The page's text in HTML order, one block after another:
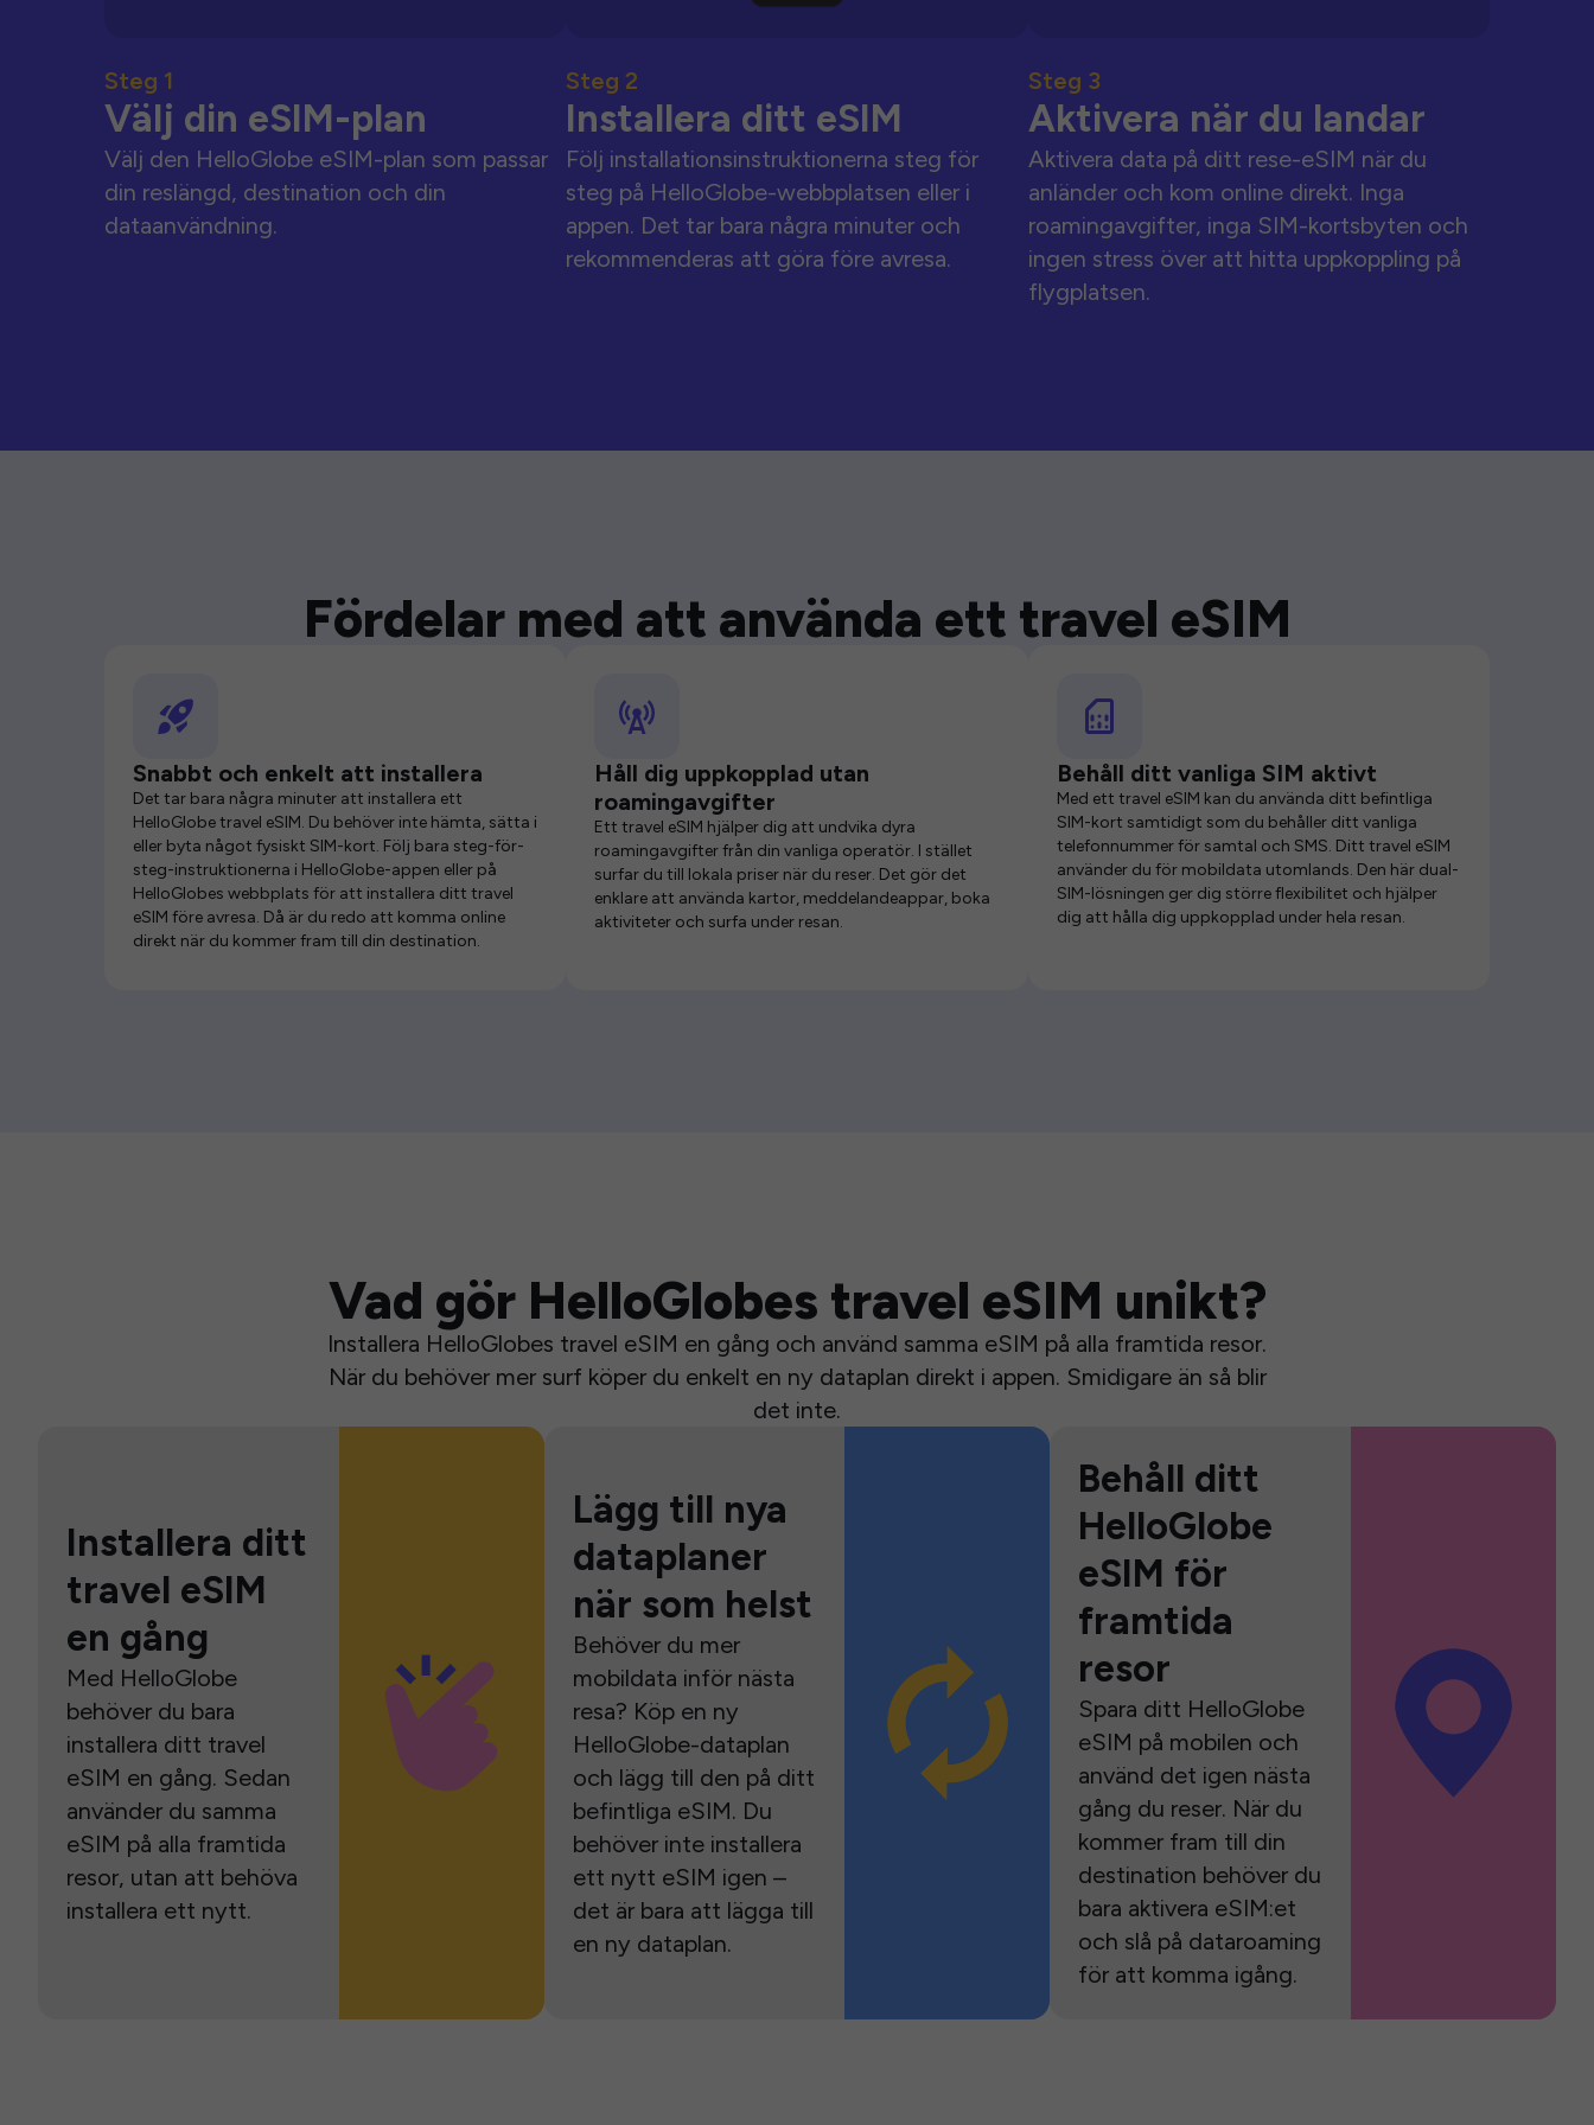
Steg 1
Välj din eSIM-plan
Välj den HelloGlobe eSIM-plan som passar
din reslängd, destination och din
dataanvändning.
Steg 2
Installera ditt eSIM
Följ installationsinstruktionerna steg för
steg på HelloGlobe-webbplatsen eller i
appen. Det tar bara några minuter och
rekommenderas att göra före avresa.
Steg 3
Aktivera när du landar
Aktivera data på ditt rese-eSIM när du
anländer och kom online direkt. Inga
roamingavgifter, inga SIM-kortsbyten och
ingen stress över att hitta uppkoppling på
flygplatsen.
Fördelar med att använda ett travel eSIM
Snabbt och enkelt att installera
Det tar bara några minuter att installera ett
HelloGlobe travel eSIM. Du behöver inte hämta, sätta i
eller byta något fysiskt SIM-kort. Följ bara steg-för-
steg-instruktionerna i HelloGlobe-appen eller på
HelloGlobes webbplats för att installera ditt travel
eSIM före avresa. Då är du redo att komma online
direkt när du kommer fram till din destination.
Håll dig uppkopplad utan
roamingavgifter
Ett travel eSIM hjälper dig att undvika dyra
roamingavgifter från din vanliga operatör. I stället
surfar du till lokala priser när du reser. Det gör det
enklare att använda kartor, meddelandeappar, boka
aktiviteter och surfa under resan.
Behåll ditt vanliga SIM aktivt
Med ett travel eSIM kan du använda ditt befintliga
SIM-kort samtidigt som du behåller ditt vanliga
telefonnummer för samtal och SMS. Ditt travel eSIM
använder du för mobildata utomlands. Den här dual-
SIM-lösningen ger dig större flexibilitet och hjälper
dig att hålla dig uppkopplad under hela resan.
Vad gör HelloGlobes travel eSIM unikt?
Installera HelloGlobes travel eSIM en gång och använd samma eSIM på alla framtida resor.
När du behöver mer surf köper du enkelt en ny dataplan direkt i appen. Smidigare än så blir
det inte.
Installera ditt
travel eSIM
en gång
Med HelloGlobe
behöver du bara
installera ditt travel
eSIM en gång. Sedan
använder du samma
eSIM på alla framtida
resor, utan att behöva
installera ett nytt.
Lägg till nya
dataplaner
när som helst
Behöver du mer
mobildata inför nästa
resa? Köp en ny
HelloGlobe-dataplan
och lägg till den på ditt
befintliga eSIM. Du
behöver inte installera
ett nytt eSIM igen –
det är bara att lägga till
en ny dataplan.
Behåll ditt
HelloGlobe
eSIM för
framtida
resor
Spara ditt HelloGlobe
eSIM på mobilen och
använd det igen nästa
gång du reser. När du
kommer fram till din
destination behöver du
bara aktivera eSIM:et
och slå på dataroaming
för att komma igång.